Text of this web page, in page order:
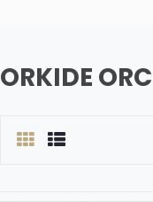
ORKIDE